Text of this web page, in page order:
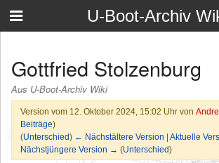
U-Boot-Archiv
Gottfried Stolzenburg
Aus U-Boot-Archiv Wiki
Version vom 12. Oktober 2024, 15:02 Uhr von
Beiträge)
(Unterschied) ← Nächstältere Version | Aktuelle
Nächstjüngere Version → (Unterschied)